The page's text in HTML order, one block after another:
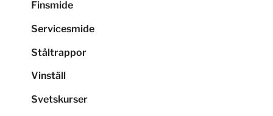
Finsmide
Servicesmide
Ståltrappor
Vinställ
Svetskurser